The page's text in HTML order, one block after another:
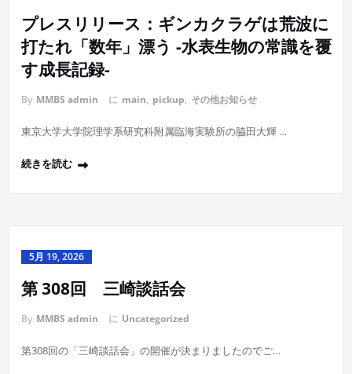
プレスリリース：ギンカクラゲは荒波に
打たれ「数年」漂う -水表生物の常識を覆
す成長記録-
By MMBS admin に main, pickup, その他お知らせ
東京大学大学院理学系研究科附属臨海実験所の脇田大輝 …
続きを読む
5月 19, 2026
第 308回 三崎談話会
By MMBS admin に Uncategorized
第308回の「三崎談話会」の開催が決まりましたのでご…